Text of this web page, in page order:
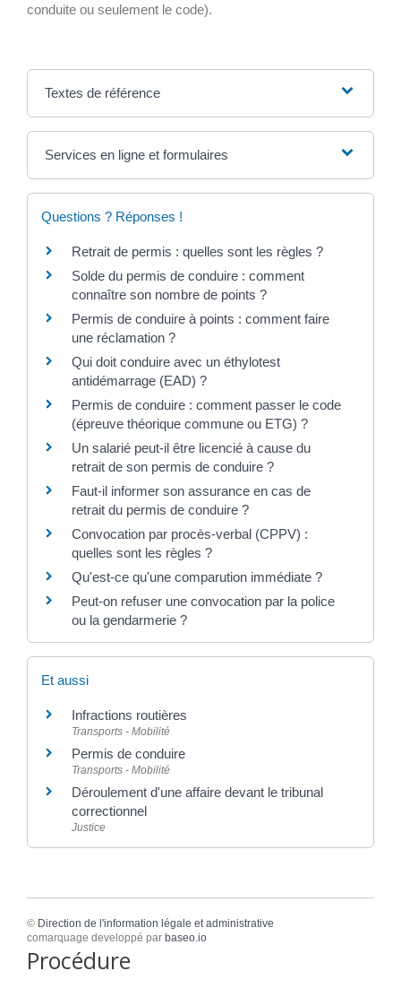
conduite ou seulement le code).
Textes de référence
Services en ligne et formulaires
Questions ? Réponses !
Retrait de permis : quelles sont les règles ?
Solde du permis de conduire : comment
connaître son nombre de points ?
Permis de conduire à points : comment faire
une réclamation ?
Qui doit conduire avec un éthylotest
antidémarrage (EAD) ?
Permis de conduire : comment passer le code
(épreuve théorique commune ou ETG) ?
Un salarié peut-il être licencié à cause du
retrait de son permis de conduire ?
Faut-il informer son assurance en cas de
retrait du permis de conduire ?
Convocation par procès-verbal (CPPV) :
quelles sont les règles ?
Qu'est-ce qu'une comparution immédiate ?
Peut-on refuser une convocation par la police
ou la gendarmerie ?
Et aussi
Infractions routières
Transports - Mobilité
Permis de conduire
Transports - Mobilité
Déroulement d'une affaire devant le tribunal
correctionnel
Justice
© Direction de l'information légale et administrative
comarquage developpé par baseo.io
Procédure